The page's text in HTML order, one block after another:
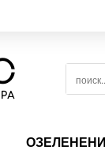
поиск...